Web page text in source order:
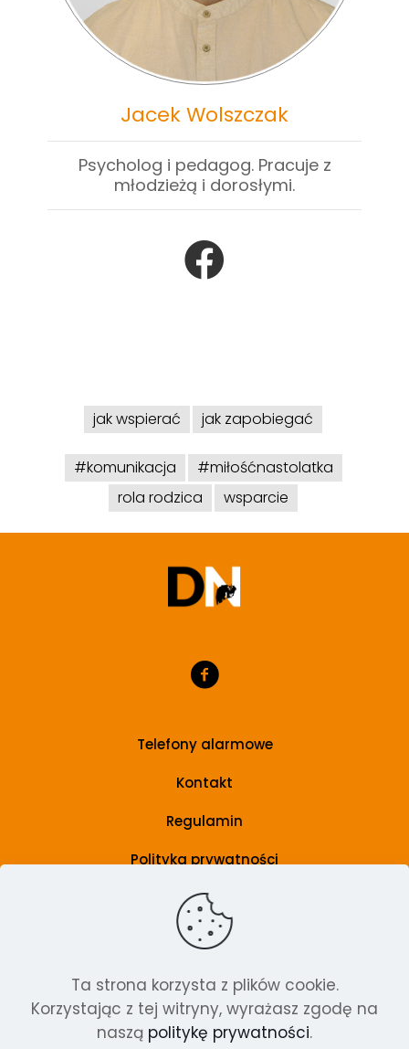
Jacek Wolszczak
Psycholog i pedagog. Pracuje z
młodzieżą i dorosłymi.
jak wspierać jak zapobiegać
#komunikacja
#miłośćnastolatka
rola rodzica
wsparcie
Telefony alarmowe
Kontakt
Regulamin
Polityka prywatności
Grupa wsparcia
Szkolenia i poradniki
Ta strona korzysta z plików cookie.
Korzystając z tej witryny, wyrażasz zgodę na
naszą politykę prywatności.